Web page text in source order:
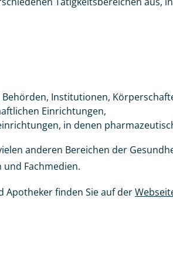
Institutionen,
Einrichtungen,
in denen
anderen Bereichen der
Fachmedien.
finden Sie auf der